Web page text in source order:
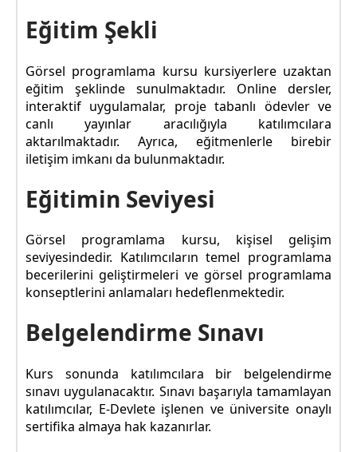
Eğitim Şekli
Görsel programlama kursu kursiyerlere uzaktan
eğitim şeklinde sunulmaktadır. Online dersler,
interaktif uygulamalar, proje tabanlı ödevler ve
canlı yayınlar aracılığıyla katılımcılara
aktarılmaktadır. Ayrıca, eğitmenlerle birebir
iletişim imkanı da bulunmaktadır.
Eğitimin Seviyesi
Görsel programlama kursu, kişisel gelişim
seviyesindedir. Katılımcıların temel programlama
becerilerini geliştirmeleri ve görsel programlama
konseptlerini anlamaları hedeflenmektedir.
Belgelendirme Sınavı
Kurs sonunda katılımcılara bir belgelendirme
sınavı uygulanacaktır. Sınavı başarıyla tamamlayan
katılımcılar, E-Devlete işlenen ve üniversite onaylı
sertifika almaya hak kazanırlar.